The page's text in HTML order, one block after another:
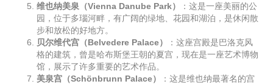
维也纳美泉（Vienna Danube Park）
：这是一座美丽的公
园，位于多瑙河畔，有广阔的绿地、花园和湖泊，是休闲散
步和放松的好地方。
贝尔维代宫（Belvedere Palace）
：这座宫殿是巴洛克风
格的建筑，曾是哈布斯堡王朝的夏宫，现在是一座艺术博物
馆，展示了许多重要的艺术作品。
美泉宫（Schönbrunn Palace）
：这是维也纳最著名的宫